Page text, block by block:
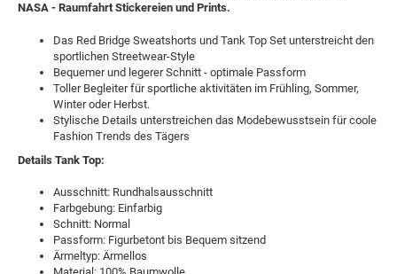
NASA - Raumfahrt Stickereien und Prints.
Das Red Bridge Sweatshorts und Tank Top Set unterstreicht den
sportlichen Streetwear-Style
Bequemer und legerer Schnitt - optimale Passform
Toller Begleiter für sportliche aktivitäten im Frühling, Sommer,
Winter oder Herbst.
Stylische Details unterstreichen das Modebewusstsein für coole
Fashion Trends des Tägers
Details Tank Top:
Ausschnitt: Rundhalsausschnitt
Farbgebung: Einfarbig
Schnitt: Normal
Passform: Figurbetont bis Bequem sitzend
Ärmeltyp: Ärmellos